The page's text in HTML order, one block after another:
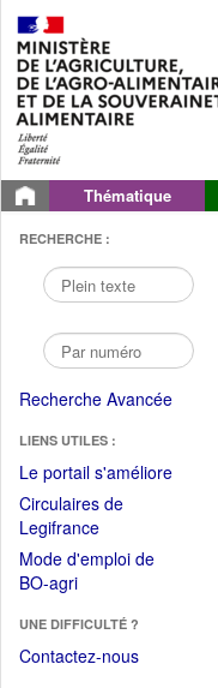
Thématique
RECHERCHE :
Recherche Avancée
LIENS UTILES :
Le portail s'améliore(Fichier
Circulaires de
Legifrance(Ouvrir
dans
une
fenêtre)
Mode d'emploi de
BO-agri(Ouvrir
une
nouvelle
UNE DIFFICULTÉ ?
Contactez-nous